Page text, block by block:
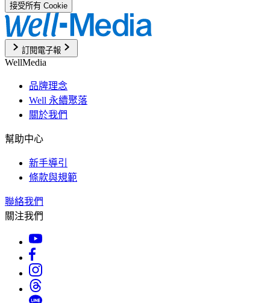
接受所有 Cookie
訂閱電子報
WellMedia
品牌理念
Well 永續聚落
關於我們
幫助中心
新手導引
條款與規範
聯絡我們
關注我們